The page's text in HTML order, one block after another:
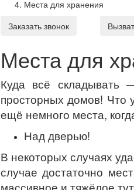
Места для хранения
Заказать звонок
Места для
Куда всё складывать
просторных домов! Что
ещё немного места,
Над дверью!
В некоторых случаях
случае достаточно
массивное и тяжёлое